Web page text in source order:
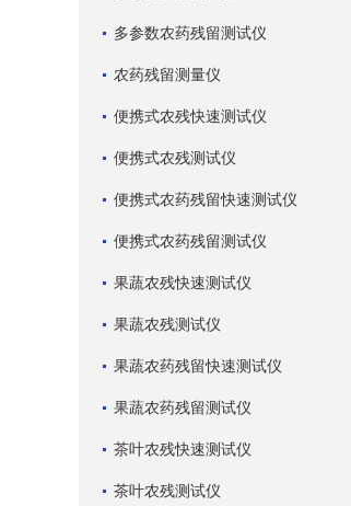
多参数农药残留测试仪
农药残留测量仪
便携式农残快速测试仪
便携式农残测试仪
便携式农药残留快速测试仪
便携式农药残留测试仪
果蔬农残快速测试仪
果蔬农残测试仪
果蔬农药残留快速测试仪
果蔬农药残留测试仪
茶叶农残快速测试仪
茶叶农残测试仪